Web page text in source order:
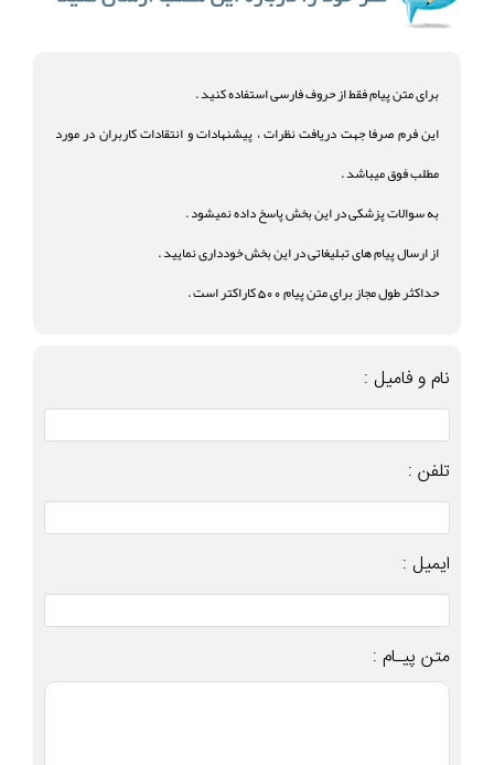
برای متن پیام فقط از حروف فارسی استفاده کنید .
این فرم صرفا جهت دریافت نظرات ، پیشنهادات و انتقادات کاربران در مورد
مطلب فوق میباشد .
به سوالات پزشکی در این بخش پاسخ داده نمیشود .
از ارسال پیام های تبلیغاتی در این بخش خودداری نمایید .
حداکثر طول مجاز برای متن پیام 500 کاراکتر است .
نام و فامیل :
تلفن :
ایمیل :
متن پیـام :